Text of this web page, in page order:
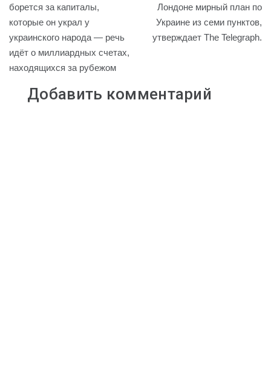
n
k
a
s
s
n
k
u
m
p
по
записям
борется за капиталы,
которые он украл у
украинского народа — речь
идёт о миллиардных счетах,
находящихся за рубежом
Лондоне мирный план по
Украине из семи пунктов,
утверждает The Telegraph.
Добавить комментарий